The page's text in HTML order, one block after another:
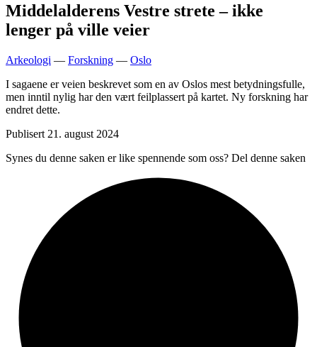
Middelalderens Vestre strete – ikke
lenger på ville veier
Arkeologi — Forskning — Oslo
I sagaene er veien beskrevet som en av Oslos mest betydningsfulle,
men inntil nylig har den vært feilplassert på kartet. Ny forskning har
endret dette.
Publisert 21. august 2024
Synes du denne saken er like spennende som oss? Del denne saken